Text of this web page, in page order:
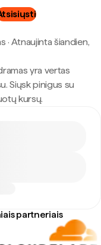
· Atnaujinta šiandien,
yra vertas
Siųsk pinigus su
kursų.
partneriais